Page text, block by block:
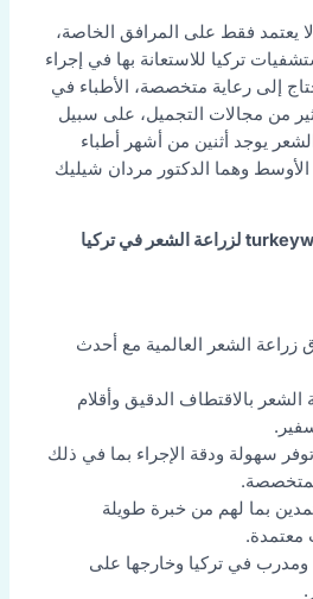
يعتمد فقط على المرافق الخاصة،
تركيا للاستعانة بها في إجراء
إلى رعاية متخصصة، الأطباء في
من مجالات التجميل، على سبيل
يوجد أثنين من أشهر أطباء
وهما الدكتور مردان شيليك
الشعر العالمية مع أحدث
الشعر بالاقتطاف الدقيق وأقلام
سهولة ودقة الإجراء بما في ذلك
بما لهم من خبرة طويلة
معتمدة.
في تركيا وخارجها على